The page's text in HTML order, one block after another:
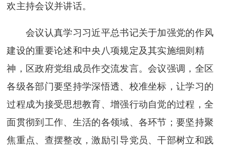
欢主持会议并讲话。
会议认真学习习近平总书记关于加强党的作风
建设的重要论述和中央八项规定及其实施细则精
神，区政府党组成员作交流发言。会议强调，全区
各级各部门要坚持学深悟透、校准坐标，让学习的
过程成为接受思想教育、增强行动自觉的过程，全
面贯彻到工作、生活的各领域、各环节；要坚持聚
焦重点、查摆整改，激励引导党员、干部树立和践